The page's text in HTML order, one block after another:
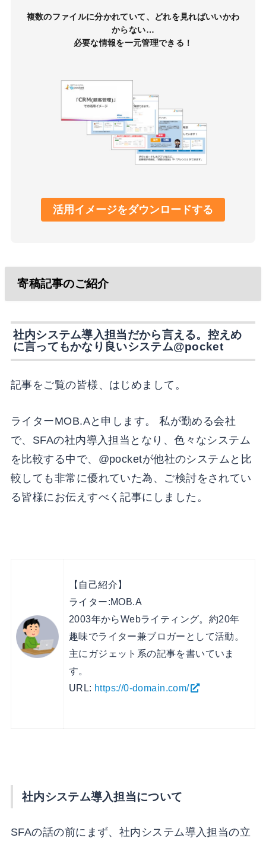
複数のファイルに分かれていて、どれを見ればいいかわ
からない…
必要な情報を一元管理できる！
活用イメージをダウンロードする
寄稿記事のご紹介
社内システム導入担当だから言える。控えめ
に言ってもかなり良いシステム@pocket
記事をご覧の皆様、はじめまして。
ライターMOB.Aと申します。 私が勤める会社
で、SFAの社内導入担当となり、色々なシステム
を比較する中で、@pocketが他社のシステムと比
較しても非常に優れていた為、ご検討をされてい
る皆様にお伝えすべく記事にしました。
【自己紹介】
ライター:MOB.A
2003年からWebライティング。約20年
趣味でライター兼ブロガーとして活動。
主にガジェット系の記事を書いていま
す。
URL: https://0-domain.com/
社内システム導入担当について
SFAの話の前にまず、社内システム導入担当の立